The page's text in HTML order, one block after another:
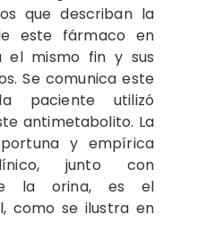
que describan la
este fármaco en
el mismo fin y sus
Se comunica este
paciente utilizó
antimetabolito. La
y empírica
junto con
la orina, es el
como se ilustra en